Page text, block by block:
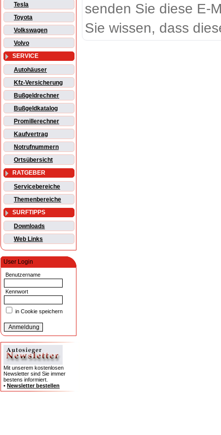
Tesla
Toyota
Volkswagen
Volvo
SERVICE
Autohäuser
Kfz-Versicherung
Bußgeldrechner
Bußgeldkatalog
Promillerechner
Kaufvertrag
Notrufnummern
Ortsübersicht
RATGEBER
Servicebereiche
Themenbereiche
SURFTIPPS
Downloads
Web Links
User Login
Benutzername
Kennwort
in Cookie speichern
Mit unserem kostenlosen
Newsletter sind Sie immer
bestens informiert.
• Newsletter bestellen
senden Sie diese E-
Sie wissen, dass